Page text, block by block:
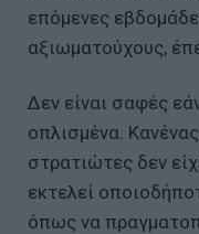
επόμενες
αξιωματούχους,
Δεν είναι σαφές
οπλισμένα.
στρατιώτες δεν
εκτελεί
όπως να